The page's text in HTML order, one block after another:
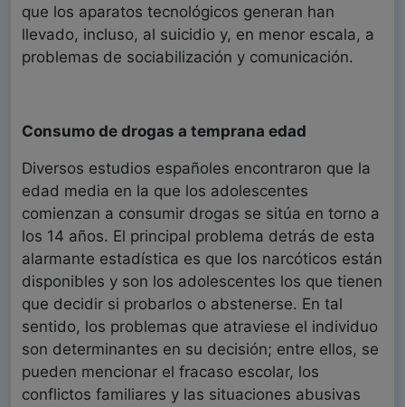
que los aparatos tecnológicos generan han
llevado, incluso, al suicidio y, en menor escala, a
problemas de sociabilización y comunicación.
Consumo de drogas a temprana edad
Diversos estudios españoles encontraron que la
edad media en la que los adolescentes
comienzan a consumir drogas se sitúa en torno a
los 14 años. El principal problema detrás de esta
alarmante estadística es que los narcóticos están
disponibles y son los adolescentes los que tienen
que decidir si probarlos o abstenerse. En tal
sentido, los problemas que atraviese el individuo
son determinantes en su decisión; entre ellos, se
pueden mencionar el fracaso escolar, los
conflictos familiares y las situaciones abusivas